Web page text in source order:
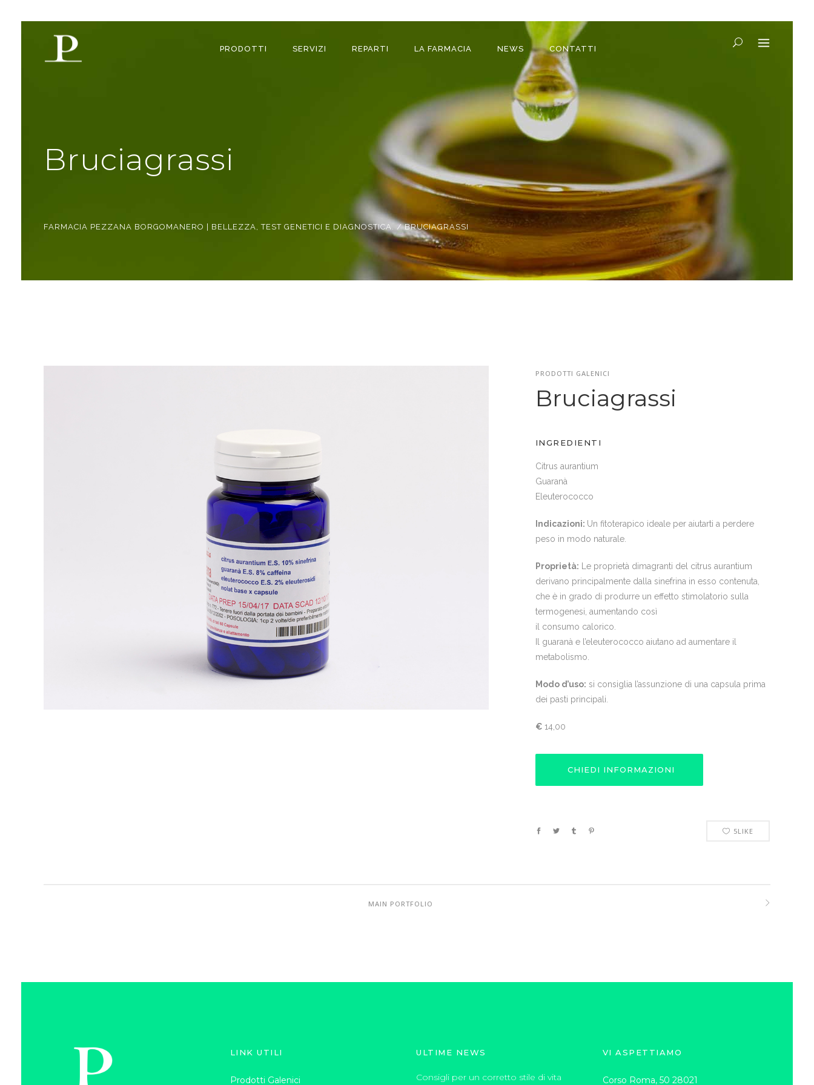
PRODOTTI SERVIZI REPARTI LA FARMACIA NEWS CONTATTI
Bruciagrassi
FARMACIA PEZZANA BORGOMANERO | BELLEZZA, TEST GENETICI E DIAGNOSTICA. /BRUCIAGRASSI
PRODOTTI GALENICI
Bruciagrassi
INGREDIENTI
Citrus aurantium
Guaranà
Eleuterococco
Indicazioni: Un fitoterapico ideale per aiutarti a perdere
peso in modo naturale.
Proprietà: Le proprietà dimagranti del citrus aurantium
derivano principalmente dalla sinefrina in esso contenuta,
che è in grado di produrre un effetto stimolatorio sulla
termogenesi, aumentando così
il consumo calorico.
Il guaranà e l’eleuterococco aiutano ad aumentare il
metabolismo.
Modo d’uso: si consiglia l’assunzione di una capsula prima
dei pasti principali.
€ 14,00
CHIEDI INFORMAZIONI
5LIKE
MAIN PORTFOLIO
LINK UTILI
Prodotti Galenici
ULTIME NEWS
Consigli per un corretto stile di vita
VI ASPETTIAMO
Corso Roma, 50 28021